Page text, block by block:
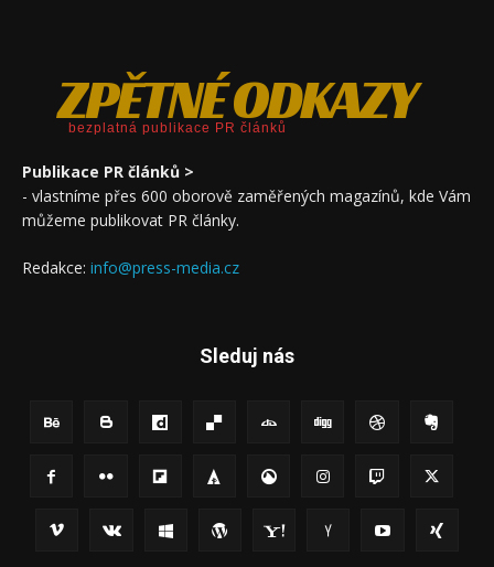
ZPĚTNÉ ODKAZY
bezplatná publikace PR článků
Publikace PR článků >
- vlastníme přes 600 oborově zaměřených magazínů, kde Vám
můžeme publikovat PR články.
Redakce: info@press-media.cz
Sleduj nás